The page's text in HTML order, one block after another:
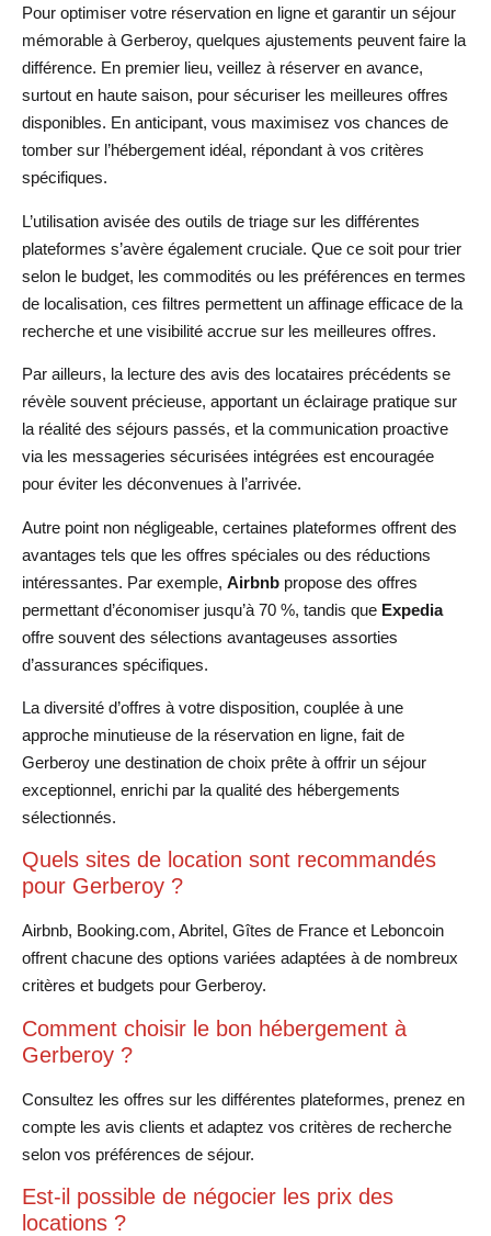
Pour optimiser votre réservation en ligne et garantir un séjour
mémorable à Gerberoy, quelques ajustements peuvent faire la
différence. En premier lieu, veillez à réserver en avance,
surtout en haute saison, pour sécuriser les meilleures offres
disponibles. En anticipant, vous maximisez vos chances de
tomber sur l’hébergement idéal, répondant à vos critères
spécifiques.
L’utilisation avisée des outils de triage sur les différentes
plateformes s’avère également cruciale. Que ce soit pour trier
selon le budget, les commodités ou les préférences en termes
de localisation, ces filtres permettent un affinage efficace de la
recherche et une visibilité accrue sur les meilleures offres.
Par ailleurs, la lecture des avis des locataires précédents se
révèle souvent précieuse, apportant un éclairage pratique sur
la réalité des séjours passés, et la communication proactive
via les messageries sécurisées intégrées est encouragée
pour éviter les déconvenues à l’arrivée.
Autre point non négligeable, certaines plateformes offrent des
avantages tels que les offres spéciales ou des réductions
intéressantes. Par exemple, Airbnb propose des offres
permettant d’économiser jusqu’à 70 %, tandis que Expedia
offre souvent des sélections avantageuses assorties
d’assurances spécifiques.
La diversité d’offres à votre disposition, couplée à une
approche minutieuse de la réservation en ligne, fait de
Gerberoy une destination de choix prête à offrir un séjour
exceptionnel, enrichi par la qualité des hébergements
sélectionnés.
Quels sites de location sont recommandés
pour Gerberoy ?
Airbnb, Booking.com, Abritel, Gîtes de France et Leboncoin
offrent chacune des options variées adaptées à de nombreux
critères et budgets pour Gerberoy.
Comment choisir le bon hébergement à
Gerberoy ?
Consultez les offres sur les différentes plateformes, prenez en
compte les avis clients et adaptez vos critères de recherche
selon vos préférences de séjour.
Est-il possible de négocier les prix des
locations ?